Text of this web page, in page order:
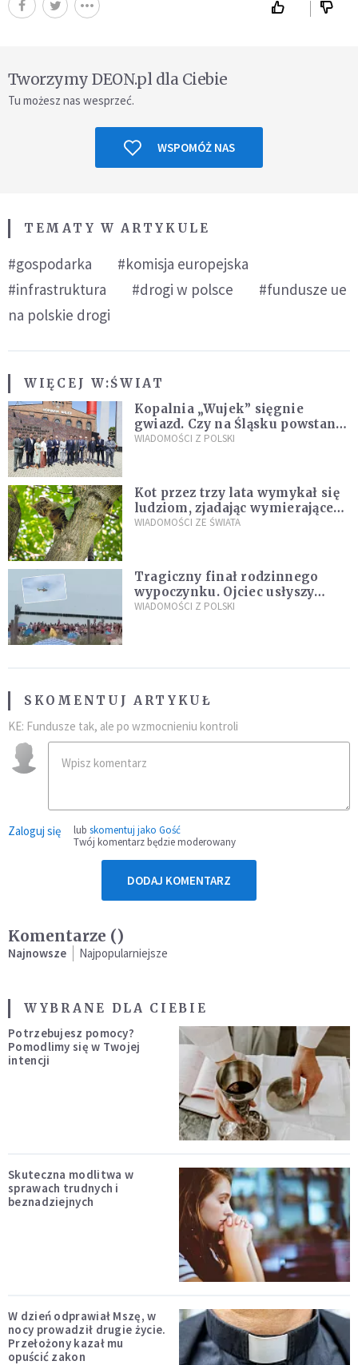
Tworzymy DEON.pl dla Ciebie
Tu możesz nas wesprzeć.
WSPOMÓŻ NAS
TEMATY W ARTYKULE
#gospodarka
#komisja europejska
#infrastruktura
#drogi w polsce
#fundusze ue
na polskie drogi
WIĘCEJ W:ŚWIAT
Kopalnia „Wujek” sięgnie
gwiazd. Czy na Śląsku powstanie
„Dolina Krzemowa”?
WIADOMOŚCI Z POLSKI
Kot przez trzy lata wymykał się
ludziom, zjadając wymierające
kaczki. W końcu popełnił
WIADOMOŚCI ZE ŚWIATA
Tragiczny finał rodzinnego
wypoczynku. Ojciec usłyszy
zarzuty
WIADOMOŚCI Z POLSKI
SKOMENTUJ ARTYKUŁ
KE: Fundusze tak, ale po wzmocnieniu kontroli
Zaloguj się lub skomentuj jako Gość
Twój komentarz będzie moderowany
DODAJ KOMENTARZ
Komentarze ()
Najnowsze Najpopularniejsze
WYBRANE DLA CIEBIE
Potrzebujesz pomocy?
Pomodlimy się w Twojej
intencji
Skuteczna modlitwa w
sprawach trudnych i
beznadziejnych
W dzień odprawiał Mszę, w
nocy prowadził drugie życie.
Przełożony kazał mu
opuścić zakon